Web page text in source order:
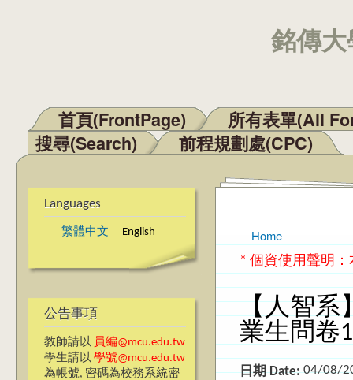
銘傳
Main menu
首頁(FrontPage)
所有表單(All
搜尋(Search)
前程規劃處(CPC)
Languages
繁體中文 English
公告事項
教師請以 員編@mcu.edu.tw
學生請以 學號@mcu.edu.tw
為帳號, 密碼為校務系統密
You are here
Home
* 個資使用聲明
【人智系
業生問卷
日期 Date:04/08/